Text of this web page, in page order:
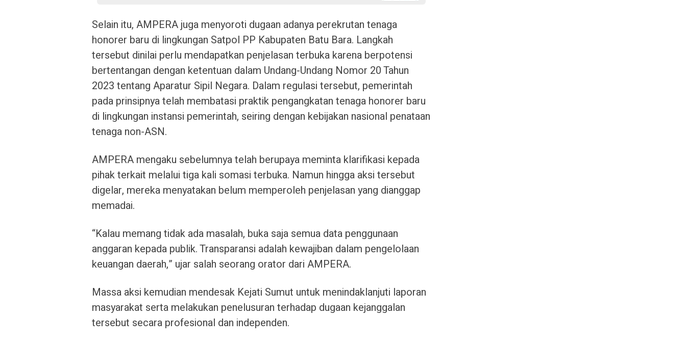
Selain itu, AMPERA juga menyoroti dugaan adanya perekrutan tenaga
honorer baru di lingkungan Satpol PP Kabupaten Batu Bara. Langkah
tersebut dinilai perlu mendapatkan penjelasan terbuka karena berpotensi
bertentangan dengan ketentuan dalam Undang-Undang Nomor 20 Tahun
2023 tentang Aparatur Sipil Negara. Dalam regulasi tersebut, pemerintah
pada prinsipnya telah membatasi praktik pengangkatan tenaga honorer baru
di lingkungan instansi pemerintah, seiring dengan kebijakan nasional penataan
tenaga non-ASN.
AMPERA mengaku sebelumnya telah berupaya meminta klarifikasi kepada
pihak terkait melalui tiga kali somasi terbuka. Namun hingga aksi tersebut
digelar, mereka menyatakan belum memperoleh penjelasan yang dianggap
memadai.
“Kalau memang tidak ada masalah, buka saja semua data penggunaan
anggaran kepada publik. Transparansi adalah kewajiban dalam pengelolaan
keuangan daerah,” ujar salah seorang orator dari AMPERA.
Massa aksi kemudian mendesak Kejati Sumut untuk menindaklanjuti laporan
masyarakat serta melakukan penelusuran terhadap dugaan kejanggalan
tersebut secara profesional dan independen.